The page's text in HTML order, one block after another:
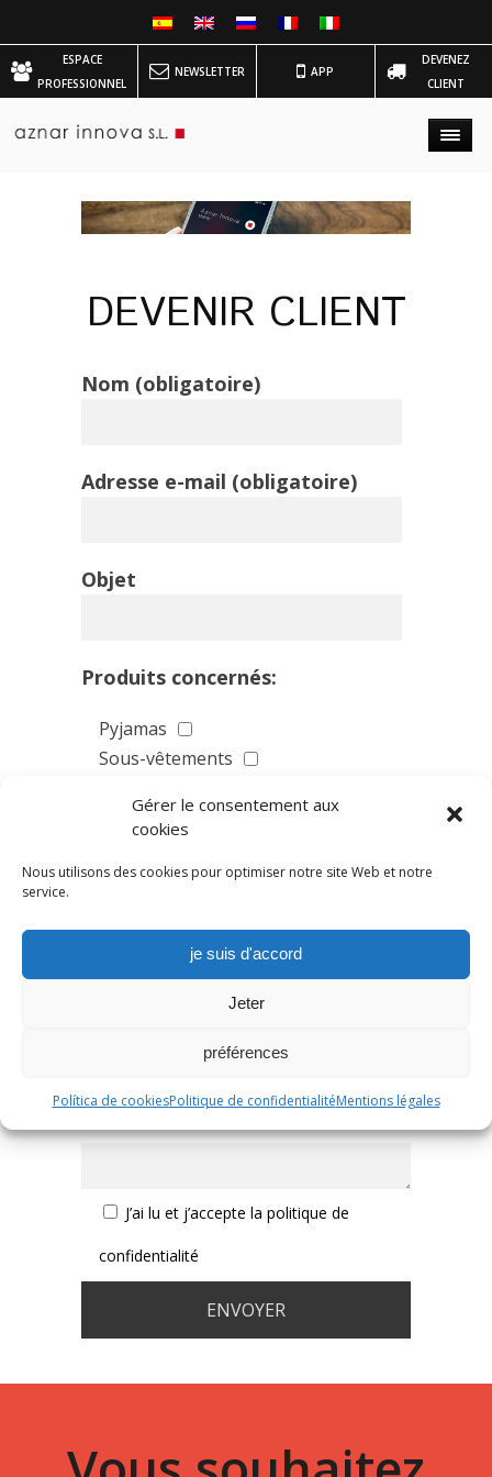
Gérer le consentement aux
cookies
Nous utilisons des cookies pour optimiser notre site Web et notre
service.
je suis d'accord
Jeter
préférences
Política de cookiesPolitique de confidentialitéMentions légales
ESPACE
PROFESSIONNEL
NEWSLETTER APP
DEVENEZ
CLIENT
DEVENIR CLIENT
Nom (obligatoire)
Adresse e-mail (obligatoire)
Objet
Produits concernés:
Pyjamas
Sous-vêtements
Autres :
Rechercher un distributeur
autres commentaires:
J’ai lu et j’accepte la politique de
confidentialité